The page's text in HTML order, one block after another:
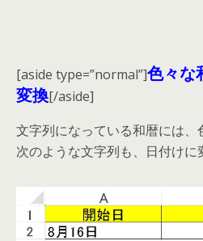
[aside type=”normal”]色々な
変換[/aside]
文字列になっている和暦には、
次のような文字列も、日付けに